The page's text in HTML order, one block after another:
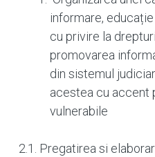
informare,
cu privire la
promovarea
din sistemul
acestea cu accent
vulnerabile
2.1. Pregatirea si